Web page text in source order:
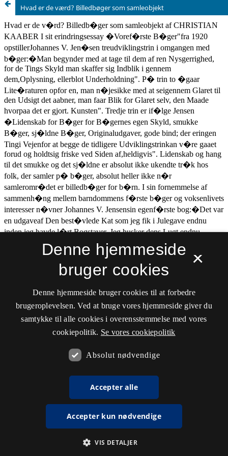
Hvad er de værd? Billedbøger som samleobjekt
×
Denne hjemmeside
bruger cookies
Denne hjemmeside bruger cookies til at forbedre
brugeroplevelsen. Ved at bruge vores hjemmeside giver du
samtykke til alle cookies i overensstemmelse med vores
cookiepolitik. Se vores cookiepolitik
Absolut nødvendige
Accepter alle
Accepter kun nødvendige
VIS DETALJER